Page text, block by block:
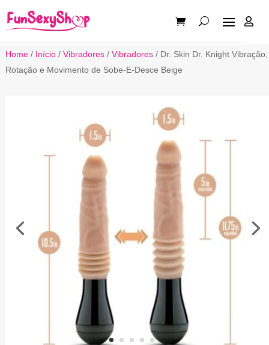

Home/ Início/ Vibradores/ Vibradores/ Dr. Skin Dr. Knight Vibração,
Rotação e Movimento de Sobe-E-Desce Beige